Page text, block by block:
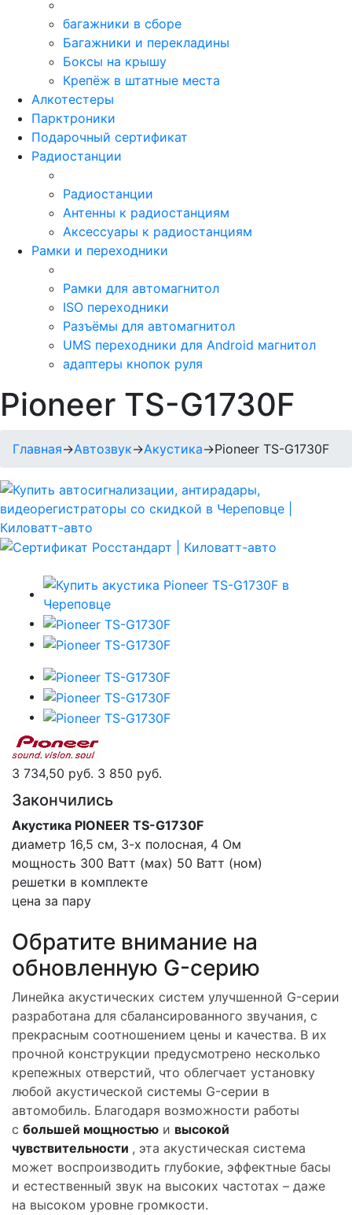
багажники в сборе
Багажники и перекладины
Боксы на крышу
Крепёж в штатные места
Алкотестеры
Парктроники
Подарочный сертификат
Радиостанции
Радиостанции
Антенны к радиостанциям
Аксессуары к радиостанциям
Рамки и переходники
Рамки для автомагнитол
ISO переходники
Разъёмы для автомагнитол
UMS переходники для Android магнитол
адаптеры кнопок руля
Pioneer TS-G1730F
Главная→Автозвук→Акустика→Pioneer TS-G1730F
3 734,50 руб. 3 850 руб.
Закончились
Акустика PIONEER TS-G1730F
диаметр 16,5 см, 3-х полосная, 4 Ом
мощность 300 Ватт (мах) 50 Ватт (ном)
решетки в комплекте
цена за пару
Обратите внимание на
обновленную G-серию
Линейка акустических систем улучшенной G-серии
разработана для сбалансированного звучания, с
прекрасным соотношением цены и качества. В их
прочной конструкции предусмотрено несколько
крепежных отверстий, что облегчает установку
любой акустической системы G-серии в
автомобиль. Благодаря возможности работы
с большей мощностью и высокой
чувствительности , эта акустическая система
может воспроизводить глубокие, эффектные басы
и естественный звук на высоких частотах – даже
на высоком уровне громкости.